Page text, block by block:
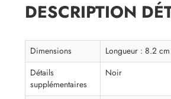
DESCRIPTION
Dimensions
Longueur : 8.2
Détails
supplémentaires
Noir